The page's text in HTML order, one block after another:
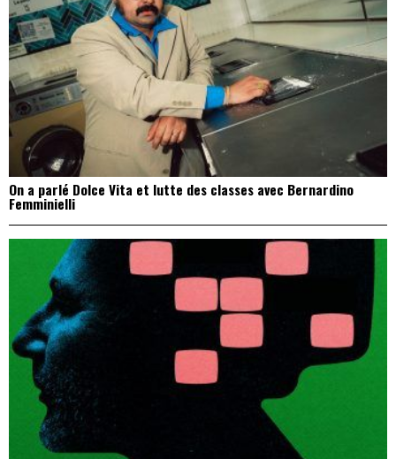
On a parlé Dolce Vita et lutte des classes avec Bernardino
Femminielli